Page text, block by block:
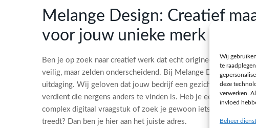
Wij
te
deze
verwerken.
invloed
Beheer
Melange Design: Creatief
voor jouw unieke merk
Ben je op zoek naar creatief werk dat echt origineel is? Een
veilig, maar zelden onderscheidend. Bij Melange Design
uitdaging. Wij geloven dat jouw bedrijf een gezicht, een
verdient die nergens anders te vinden is. Heb je een bijzondere
complex digitaal vraagstuk of zoek je gewoon iets dat buiten de
treedt? Dan ben je hier aan het juiste adres.